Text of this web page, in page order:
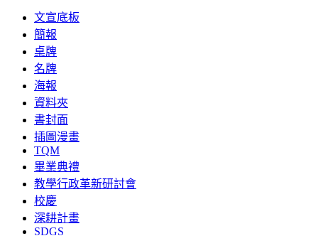
文宣底板
簡報
桌牌
名牌
海報
資料夾
書封面
插圖漫畫
TQM
畢業典禮
教學行政革新研討會
校慶
深耕計畫
SDGS